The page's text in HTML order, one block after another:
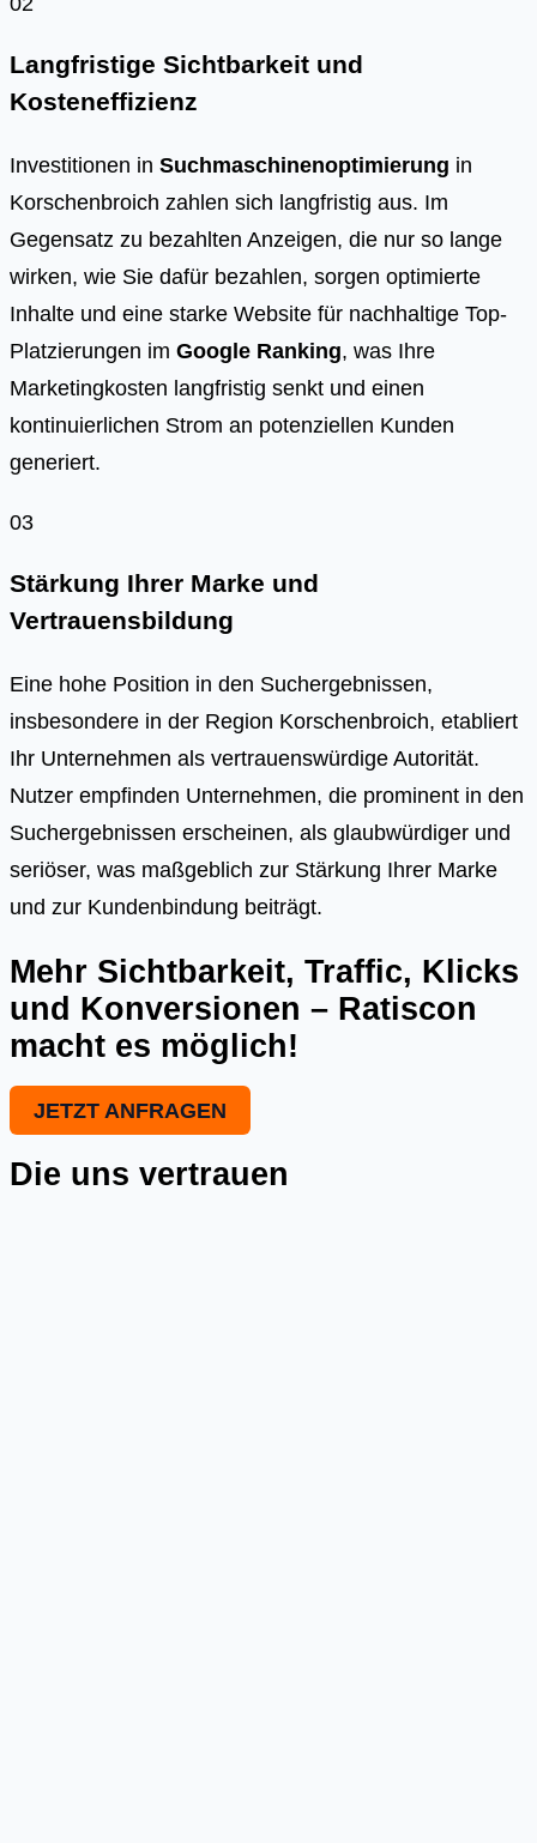
Langfristige Sichtbarkeit und
Kosteneffizienz
Investitionen in Suchmaschinenoptimierung in
Korschenbroich zahlen sich langfristig aus. Im
Gegensatz zu bezahlten Anzeigen, die nur so lange
wirken, wie Sie dafür bezahlen, sorgen optimierte
Inhalte und eine starke Website für nachhaltige Top-
Platzierungen im Google Ranking, was Ihre
Marketingkosten langfristig senkt und einen
kontinuierlichen Strom an potenziellen Kunden
generiert.
03
Stärkung Ihrer Marke und
Vertrauensbildung
Eine hohe Position in den Suchergebnissen,
insbesondere in der Region Korschenbroich, etabliert
Ihr Unternehmen als vertrauenswürdige Autorität.
Nutzer empfinden Unternehmen, die prominent in den
Suchergebnissen erscheinen, als glaubwürdiger und
seriöser, was maßgeblich zur Stärkung Ihrer Marke
und zur Kundenbindung beiträgt.
Mehr Sichtbarkeit, Traffic, Klicks
und Konversionen – Ratiscon
macht es möglich!
JETZT ANFRAGEN
Die uns vertrauen